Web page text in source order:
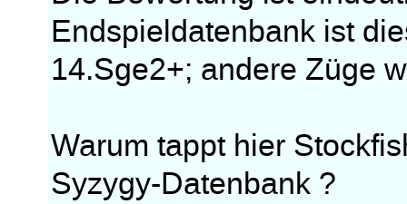
Endspieldatenbank ist
14.Sge2+; andere Züge
Warum tappt hier
Syzygy-Datenbank ?